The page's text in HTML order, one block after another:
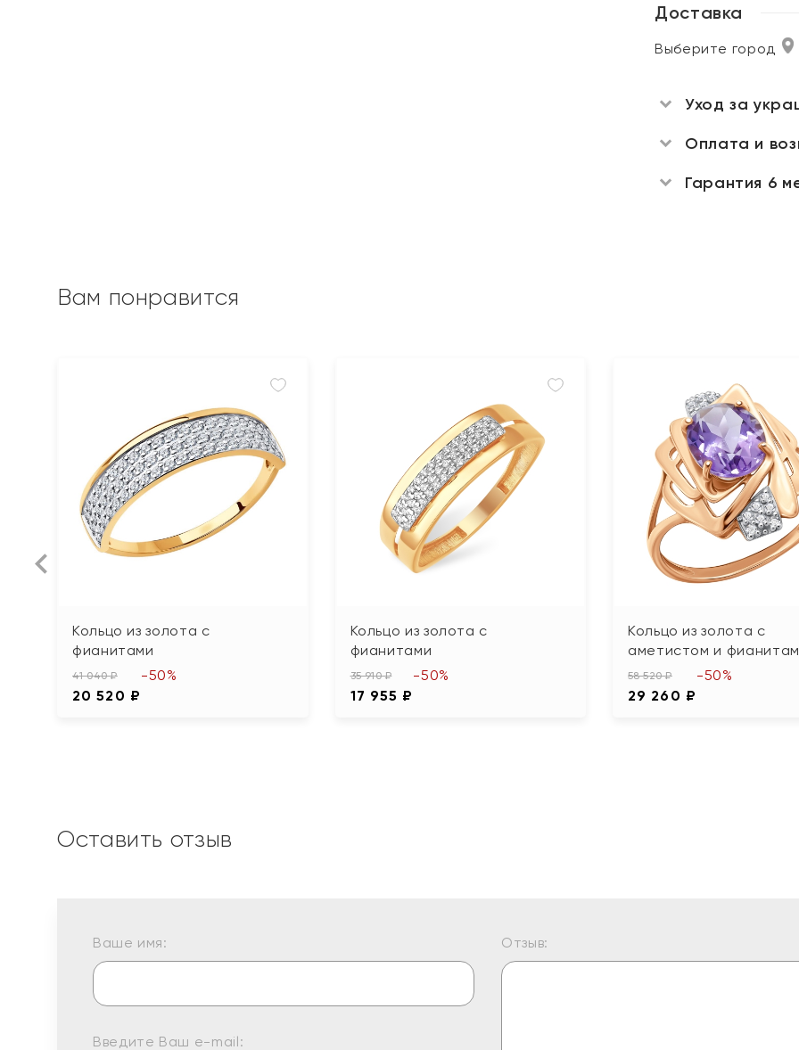
Доставка
Выберите город
Уход за
Оплата и
Гарантия 6
Вам понравится
Кольцо из золота с
фианитами
41 040 ₽
20 520 ₽
-50%
Кольцо из золота с
фианитами
35 910 ₽
17 955 ₽
-50%
Кольцо из золота с
аметистом и
58 520 ₽
29 260 ₽
-50%
Оставить отзыв
Ваше имя:
Введите Ваш e-mail:
Отзыв: